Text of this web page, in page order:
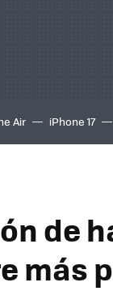
Air iPhone 17
de
más